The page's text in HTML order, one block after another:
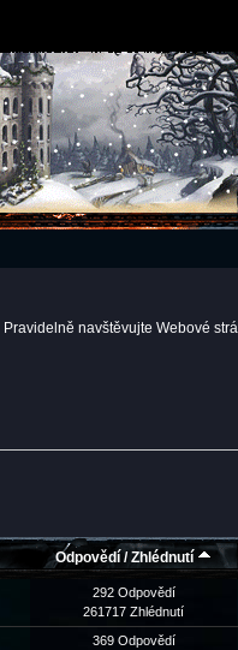
Pravidelně navštěvujte Webové
Odpovědí /Zhlédnutí
292 Odpovědí
261717 Zhlédnutí
369 Odpovědí